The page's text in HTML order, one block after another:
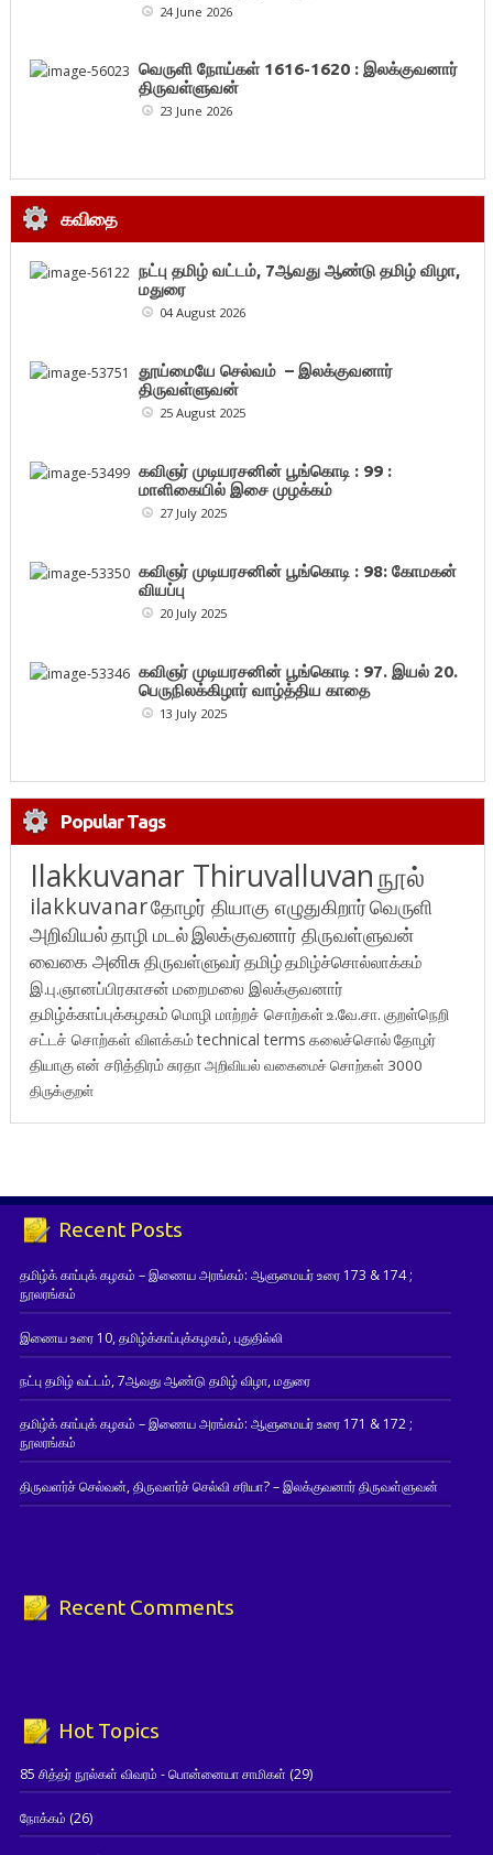
24 June 2026
வெருளி நோய்கள் 1616-1620 : இலக்குவனார்
திருவள்ளுவன்
23 June 2026
கவிதை
நட்பு தமிழ் வட்டம், 7ஆவது ஆண்டு தமிழ் விழா,
மதுரை
04 August 2026
தூய்மையே செல்வம் – இலக்குவனார்
திருவள்ளுவன்
25 August 2025
கவிஞர் முடியரசனின் பூங்கொடி : 99 :
மாளிகையில் இசை முழக்கம்
27 July 2025
கவிஞர் முடியரசனின் பூங்கொடி : 98: கோமகன்
வியப்பு
20 July 2025
கவிஞர் முடியரசனின் பூங்கொடி : 97. இயல் 20.
பெருநிலக்கிழார் வாழ்த்திய காதை
13 July 2025
Popular Tags
Ilakkuvanar Thiruvalluvanநூல்
ilakkuvanarதோழர் தியாகு எழுதுகிறார்வெருளி
அறிவியல்தாழி மடல்இலக்குவனார் திருவள்ளுவன்
வைகை அனிசுதிருவள்ளுவர்தமிழ்தமிழ்ச்சொல்லாக்கம்
இ.பு.ஞானப்பிரகாசன் மறைமலை இலக்குவனார்
தமிழ்க்காப்புக்கழகம் மொழி மாற்றச் சொற்கள்உ.வே.சா. குறள்நெறி
சட்டச் சொற்கள் விளக்கம்technical terms கலைச்சொல்தோழர்
தியாகுஎன் சரித்திரம்சுரதாஅறிவியல் வகைமைச் சொற்கள் 3000
திருக்குறள்
Recent Posts
தமிழ்க் காப்புக் கழகம் – இணைய அரங்கம்: ஆளுமையர் உரை 173 & 174 ;
நூலரங்கம்
இணைய உரை 10, தமிழ்க்காப்புக்கழகம், புதுதில்லி
நட்பு தமிழ் வட்டம், 7ஆவது ஆண்டு தமிழ் விழா, மதுரை
தமிழ்க் காப்புக் கழகம் – இணைய அரங்கம்: ஆளுமையர் உரை 171 & 172 ;
நூலரங்கம்
திருவளர்ச் செல்வன், திருவளர்ச் செல்வி சரியா? – இலக்குவனார் திருவள்ளுவன்
Recent Comments
Hot Topics
85 சித்தர் நூல்கள் விவரம் - பொன்னையா சாமிகள் (29)
நோக்கம் (26)